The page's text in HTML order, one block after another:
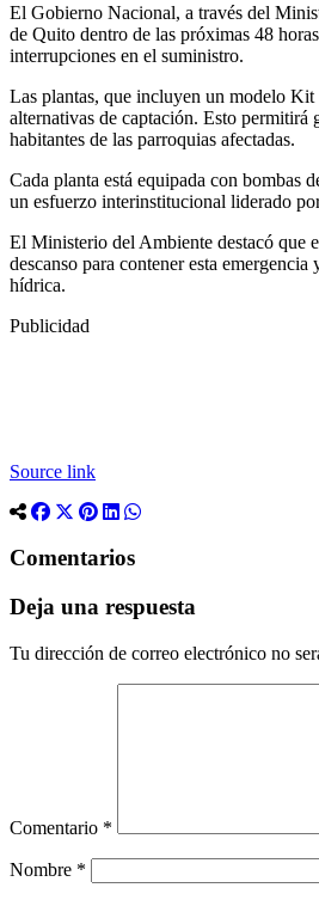
El Gobierno Nacional, a través del
de Quito dentro de las próximas 48
interrupciones en el suministro.
Las plantas, que incluyen un modelo
alternativas de captación. Esto permitirá
habitantes de las parroquias afectadas.
Cada planta está equipada con bombas
un esfuerzo interinstitucional liderado
El Ministerio del Ambiente destacó que
descanso para contener esta
hídrica.
Publicidad
Source link
Comentarios
Deja una respuesta
Tu dirección de correo electrónico no
Comentario *
Nombre *